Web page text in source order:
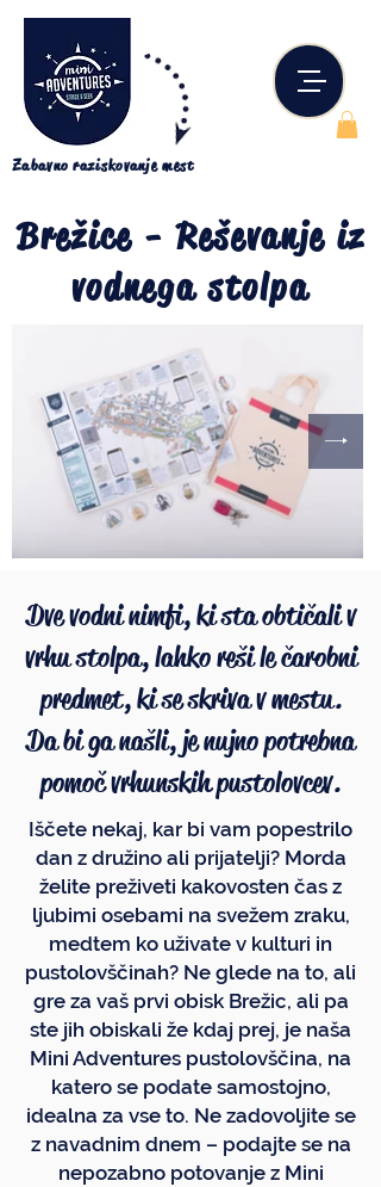
Zabavno raziskovanje mest
Brežice - Reševanje iz
vodnega stolpa
Dve vodni nimfi, ki sta obtičali v
vrhu stolpa, lahko reši le čarobni
predmet, ki se skriva v mestu.
Da bi ga našli, je nujno potrebna
pomoč vrhunskih pustolovcev.
Iščete nekaj, kar bi vam popestrilo
dan z družino ali prijatelji? Morda
želite preživeti kakovosten čas z
ljubimi osebami na svežem zraku,
medtem ko uživate v kulturi in
pustolovščinah? Ne glede na to, ali
gre za vaš prvi obisk Brežic, ali pa
ste jih obiskali že kdaj prej, je naša
Mini Adventures pustolovščina, na
katero se podate samostojno,
idealna za vse to. Ne zadovoljite se
z navadnim dnem – podajte se na
nepozabno potovanje z Mini